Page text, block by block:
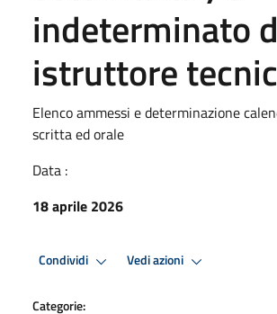
indeterminato
istruttore
Elenco ammessi e determinazione
scritta ed orale
Data :
18 aprile 2026
Condividi Vedi azioni
Categorie: